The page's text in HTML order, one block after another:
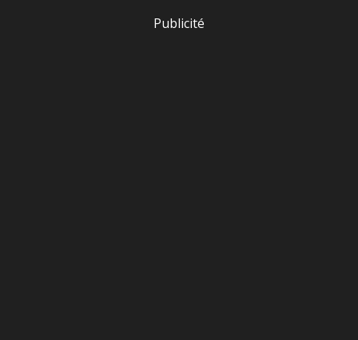
Publicité